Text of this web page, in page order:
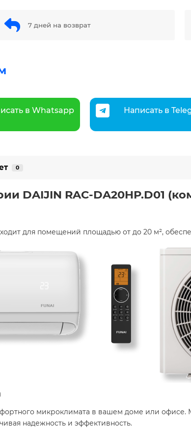
7 дней на возврат
в Whatsapp Написать в
0
DAIJIN RAC-DA20HP.D01
для помещений площадью от до 20 м²,
микроклимата в вашем доме или офисе.
надежность и эффективность.